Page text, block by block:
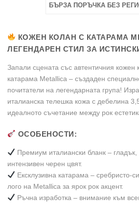
5866"
on
Facebook
5866"
on
Pinterest
5866"
on
LinkedIn
БЪРЗА ПОРЪЧКА БЕЗ
КОЖЕН КОЛАН С КАТАРАМА
ЛЕГЕНДАРЕН СТИЛ ЗА
Запали сцената със автентичния кожен
катарама Metallica – създаден
почитатели на легендарната група!
италианска телешка кожа с дебелина
идеалното съчетание между рок
ОСОБЕНОСТИ:
Премиум италиански бланк –
интензивен черен цвят.
Ексклузивна катарама – сребристо-
лого на Metallica за ярок рок акцент.
Ръчна изработка – внимание към